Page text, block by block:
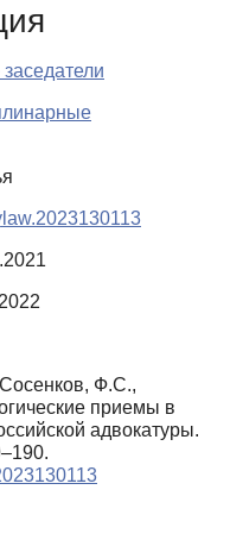
Ф.С.,
приемы в
адвокатуры.